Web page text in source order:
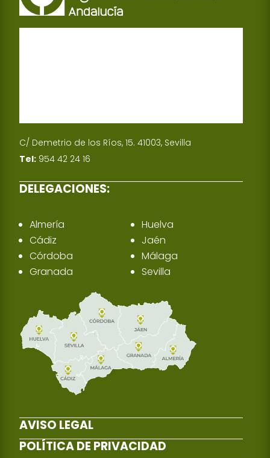
C/ Demetrio de los Ríos, 15. 41003, Sevilla
Tel: 954 42 24 16
DELEGACIONES:
Almería
Cádiz
Córdoba
Granada
Huelva
Jaén
Málaga
Sevilla
AVISO LEGAL
POLÍTICA DE PRIVACIDAD